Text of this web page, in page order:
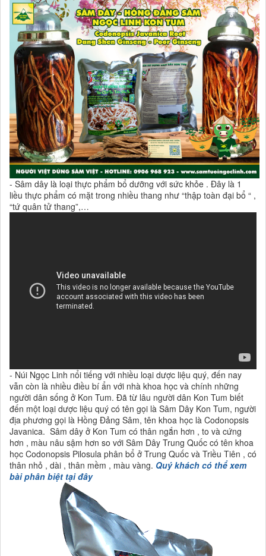
- Sâm dây là loại thực phẩm bổ dưỡng với sức khỏe . Đây là 1
liều thực phẩm có mặt trong nhiều thang như “thập toàn đại bổ “ ,
“tứ quân tử thang”,…
- Núi Ngọc Linh nổi tiếng với nhiều loại dược liệu quý, đến nay
vẫn còn là nhiều điều bí ẩn với nhà khoa học và chính những
người dân sống ở Kon Tum. Đã từ lâu người dân Kon Tum biết
đến một loại dược liệu quý có tên gọi là Sâm Dây Kon Tum, người
địa phương gọi là Hồng Đảng Sâm, tên khoa học là Codonopsis
Javanica. Sâm dây ở Kon Tum có thân ngắn hơn , to và cứng
hơn , màu nâu sậm hơn so với Sâm Dây Trung Quốc có tên khoa
học Codonopsis Pilosula phân bổ ở Trung Quốc và Triều Tiên , có
thân nhỏ , dài , thân mềm , màu vàng. Quý khách có thể xem
bài phân biệt tại đây